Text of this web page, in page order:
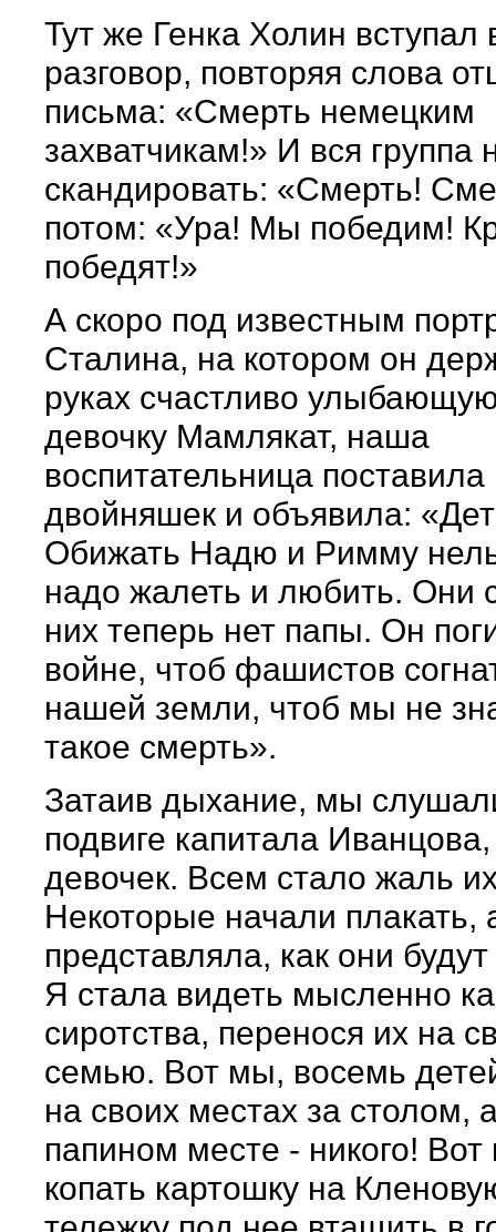
Тут же Генка Холин вступал
разговор, повторяя слова
письма: «Смерть немецким
захватчикам!» И вся группа
скандировать: «Смерть!
потом: «Ура! Мы победим!
победят!»
А скоро под известным
Сталина, на котором он
руках счастливо
девочку Мамлякат, наша
воспитательница поставила
двойняшек и объявила:
Обижать Надю и Римму
надо жалеть и любить. Они
них теперь нет папы. Он
войне, чтоб фашистов
нашей земли, чтоб мы не
такое смерть».
Затаив дыхание, мы
подвиге капитала
девочек. Всем стало жаль
Некоторые начали плакать,
представляла, как они
Я стала видеть мысленно
сиротства, перенося их на
семью. Вот мы, восемь
на своих местах за столом,
папином месте - никого!
копать картошку на